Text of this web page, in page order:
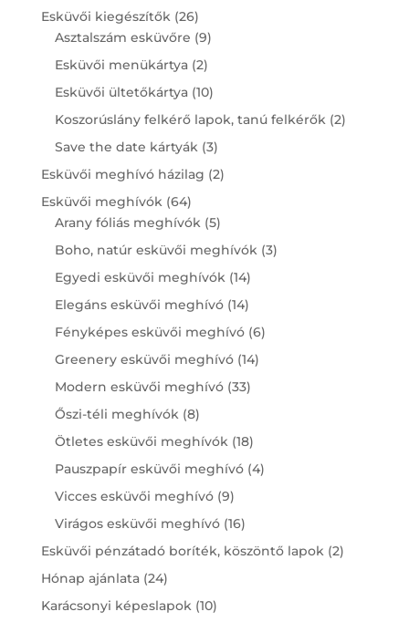
products
Esküvői kiegészítők 2626
products
Asztalszám esküvőre 99
products
Esküvői menükártya 22
products
Esküvői ültetőkártya 1010
products
Koszorúslány felkérő lapok, tanú felkérők 22
Save the date kártyák 33
products
Esküvői meghívó házilag 22
Esküvői meghívók 6464
products
Arany fóliás meghívók 55
products
Boho, natúr esküvői meghívók 33
Egyedi esküvői meghívók 1414
products
Elegáns esküvői meghívó 1414
products
Fényképes esküvői meghívó 66
Greenery esküvői meghívó 1414
Modern esküvői meghívó 3333
Őszi-téli meghívók 88
products
Ötletes esküvői meghívók 1818
products
Pauszpapír esküvői meghívó 44
Vicces esküvői meghívó 99
products
Virágos esküvői meghívó 1616
products
Esküvői pénzátadó boríték, köszöntő lapok 22
Hónap ajánlata 2424
products
Karácsonyi képeslapok 1010